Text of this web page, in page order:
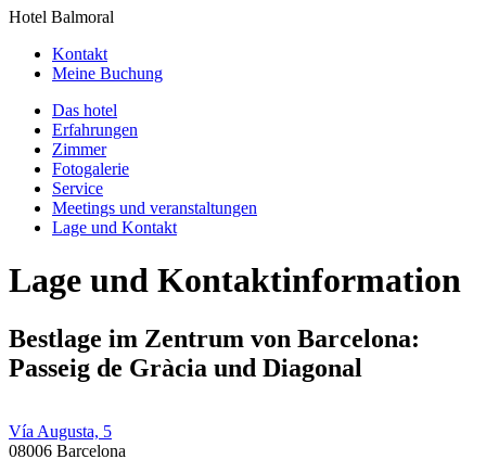
Hotel Balmoral
Kontakt
Meine Buchung
Das hotel
Erfahrungen
Zimmer
Fotogalerie
Service
Meetings und veranstaltungen
Lage und Kontakt
Lage und Kontaktinformation
Bestlage im Zentrum von Barcelona:
Passeig de Gràcia und Diagonal
Vía Augusta, 5
08006 Barcelona